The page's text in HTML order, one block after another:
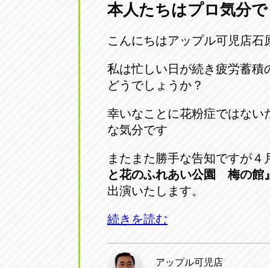
本人たちはプロ気分
こんにちはアップル可児店石
私は忙しい日が続き疲労蓄積
どうでしょうか？
幸いなことに花粉症ではない
な気分です
またまた勝手な告知ですが４
と花のふれあい公園 梅の館
出演いたします。
続きを読む
アップル可児店